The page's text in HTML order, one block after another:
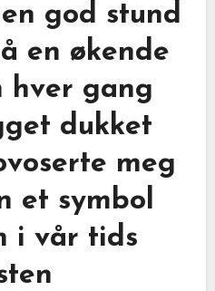
god stund
en økende
hver gang
dukket
meg
et symbol
i vår tids